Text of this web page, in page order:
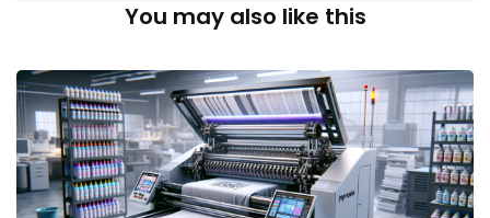
You may also like this